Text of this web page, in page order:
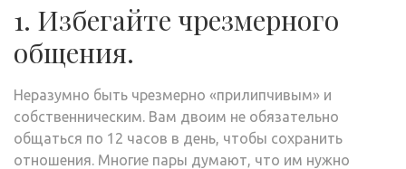
1. Избегайте чрезмерного
общения.
Неразумно быть чрезмерно «прилипчивым» и
собственническим. Вам двоим не обязательно
общаться по 12 часов в день, чтобы сохранить
отношения. Многие пары думают, что им нужно